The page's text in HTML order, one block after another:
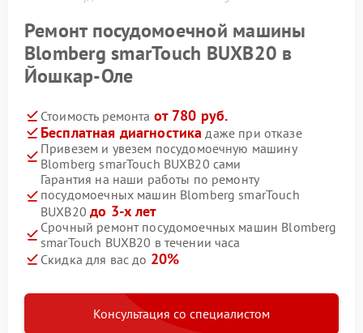
Ремонт посудомоечной машины
Blomberg smarTouch BUXB20 в
Йошкар-Оле
Стоимость ремонта от 780 руб.
Бесплатная диагностика даже при отказе
Привезем и увезем посудомоечную машину
Blomberg smarTouch BUXB20 сами
Гарантия на наши работы по ремонту
посудомоечных машин Blomberg smarTouch
BUXB20до 3-х лет
Срочный ремонт посудомоечных машин Blomberg
smarTouch BUXB20 в течении часа
Скидка для вас до 20%
Консультация со специалистом